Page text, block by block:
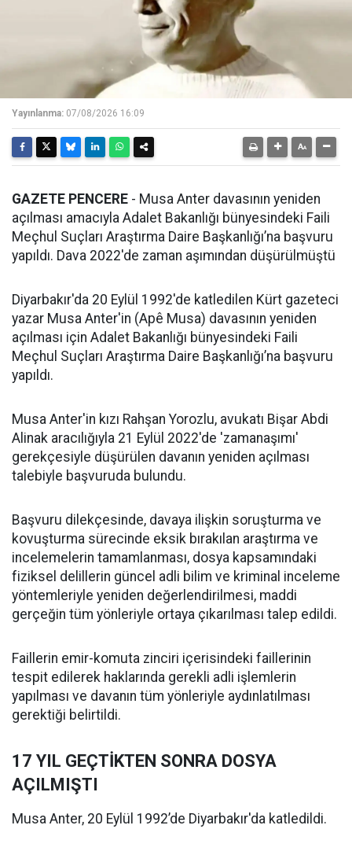
Yayınlanma: 07/08/2026 16:09
GAZETE PENCERE - Musa Anter davasının yeniden
açılması amacıyla Adalet Bakanlığı bünyesindeki Faili
Meçhul Suçları Araştırma Daire Başkanlığı’na başvuru
yapıldı. Dava 2022'de zaman aşımından düşürülmüştü
Diyarbakır'da 20 Eylül 1992'de katledilen Kürt gazeteci
yazar Musa Anter'in (Apê Musa) davasının yeniden
açılması için Adalet Bakanlığı bünyesindeki Faili
Meçhul Suçları Araştırma Daire Başkanlığı’na başvuru
yapıldı.
Musa Anter'in kızı Rahşan Yorozlu, avukatı Bişar Abdi
Alinak aracılığıyla 21 Eylül 2022'de 'zamanaşımı'
gerekçesiyle düşürülen davanın yeniden açılması
talebiyle başvuruda bulundu.
Başvuru dilekçesinde, davaya ilişkin soruşturma ve
kovuşturma sürecinde eksik bırakılan araştırma ve
incelemelerin tamamlanması, dosya kapsamındaki
fiziksel delillerin güncel adli bilim ve kriminal inceleme
yöntemleriyle yeniden değerlendirilmesi, maddi
gerçeğin tüm yönleriyle ortaya çıkarılması talep edildi.
Faillerin emir-komuta zinciri içerisindeki faillerinin
tespit edilerek haklarında gerekli adli işlemlerin
yapılması ve davanın tüm yönleriyle aydınlatılması
gerektiği belirtildi.
17 YIL GEÇTİKTEN SONRA DOSYA
AÇILMIŞTI
Musa Anter, 20 Eylül 1992’de Diyarbakır'da katledildi.